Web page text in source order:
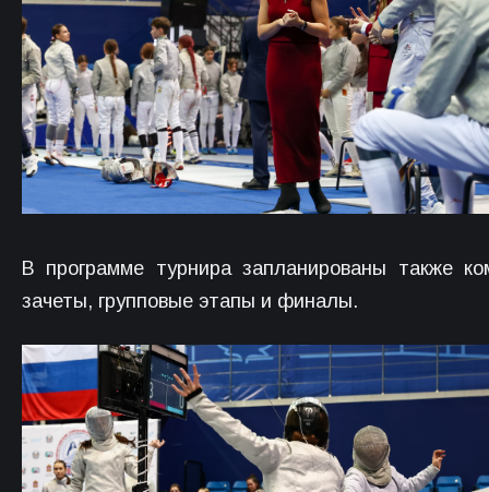
В программе турнира запланированы также
зачеты, групповые этапы и финалы.